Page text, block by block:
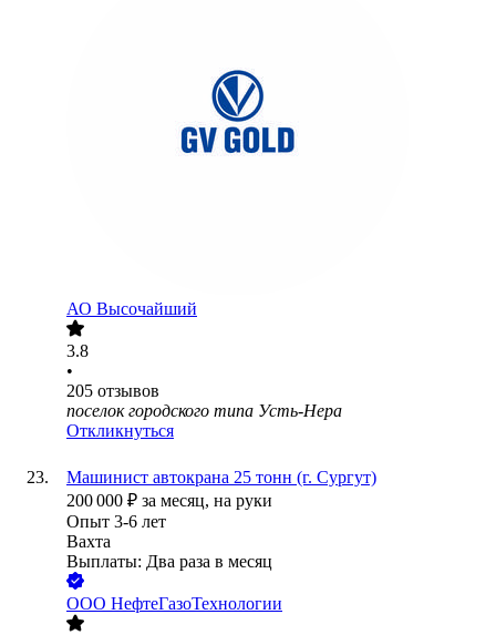
АО Высочайший
3.8
•
205 отзывов
поселок городского типа Усть-Нера
Откликнуться
Машинист автокрана 25 тонн (г. Сургут)
200 000 ₽ за месяц, на руки
Опыт 3-6 лет
Вахта
Выплаты: Два раза в месяц
ООО НефтеГазоТехнологии